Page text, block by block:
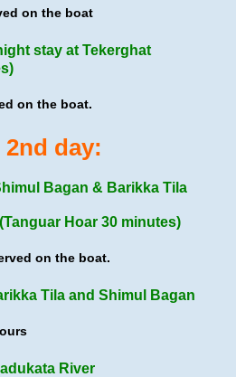
on the boat
stay at Tekerghat
on the boat.
day:
Bagan & Barikka Tila
Hoar 30 minutes)
on the boat.
Tila and Shimul Bagan
River